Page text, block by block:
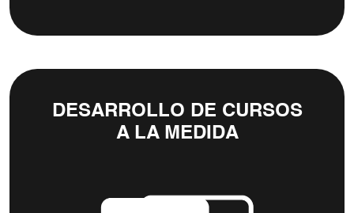
DESARROLLO DE CURSOS
A LA MEDIDA